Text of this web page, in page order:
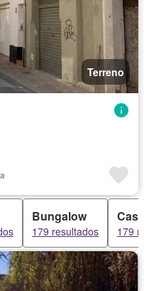
Terreno
Bungalow
179 resultados
Casa
179